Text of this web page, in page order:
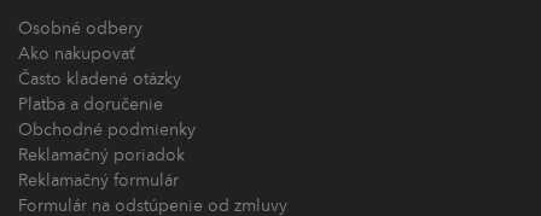
Osobné odbery
Ako nakupovať
Často kladené otázky
Platba a doručenie
Obchodné podmienky
Reklamačný poriadok
Reklamačný formulár
Formulár na odstúpenie od zmluvy